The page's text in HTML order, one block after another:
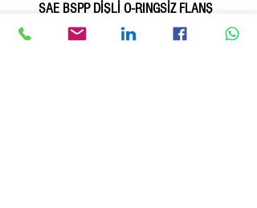
SAE BSPP DİŞLİ O-RINGSİZ FLANŞ